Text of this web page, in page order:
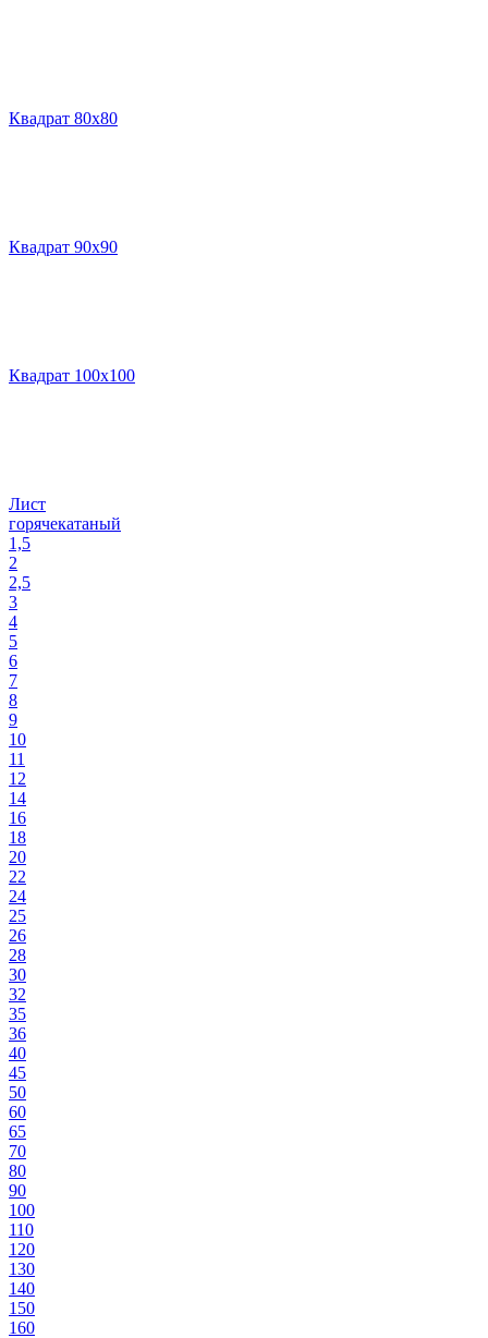
Квадрат 80х80
Квадрат 90х90
Квадрат 100х100
Лист
горячекатаный
1,5
2
2,5
3
4
5
6
7
8
9
10
11
12
14
16
18
20
22
24
25
26
28
30
32
35
36
40
45
50
60
65
70
80
90
100
110
120
130
140
150
160